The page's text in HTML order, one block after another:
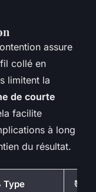
assure
collé en
limitent la
de courte
facilite
à long
du résultat.
Type
🎯